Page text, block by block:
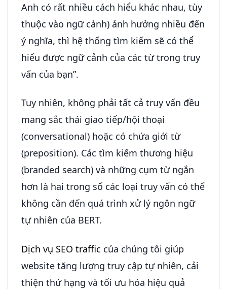
Anh có rất nhiều cách hiểu khác nhau, tùy
thuộc vào ngữ cảnh) ảnh hưởng nhiều đến
ý nghĩa, thì hệ thống tìm kiếm sẽ có thể
hiểu được ngữ cảnh của các từ trong truy
vấn của bạn”.
Tuy nhiên, không phải tất cả truy vấn đều
mang sắc thái giao tiếp/hội thoại
(conversational) hoặc có chứa giới từ
(preposition). Các tìm kiếm thương hiệu
(branded search) và những cụm từ ngắn
hơn là hai trong số các loại truy vấn có thể
không cần đến quá trình xử lý ngôn ngữ
tự nhiên của BERT.
Dịch vụ SEO traffic của chúng tôi giúp
website tăng lượng truy cập tự nhiên, cải
thiện thứ hạng và tối ưu hóa hiệu quả